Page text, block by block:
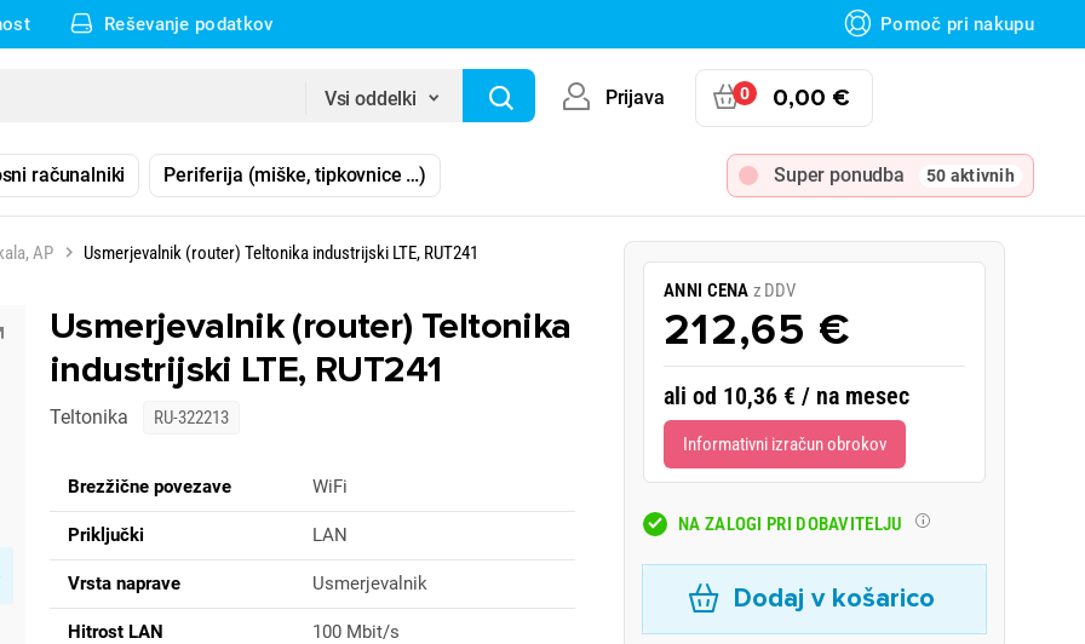
Reševanje podatkov Pomoč pri nakupu
Vsi oddelki Prijava 0 0,00 €
računalniki Periferija (miške, tipkovnice …) Super ponudba 50 aktivnih
AP Usmerjevalnik (router) Teltonika industrijski LTE, RUT241
Usmerjevalnik (router) Teltonika
industrijski LTE, RUT241
Teltonika RU-322213
Brezžične povezave WiFi
Priključki LAN
Vrsta naprave Usmerjevalnik
Hitrost LAN 100 Mbit/s
ANNI CENA z DDV
212,65 €
ali od 10,36 € / na mesec
Informativni izračun obrokov
NA ZALOGI PRI DOBAVITELJU
Dodaj v košarico